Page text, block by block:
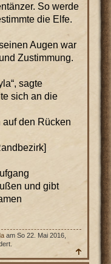
So werde
die Elfe.
Augen war
Zustimmung.
sagte
sich an die
den Rücken
und gibt
am So 22. Mai 2016,